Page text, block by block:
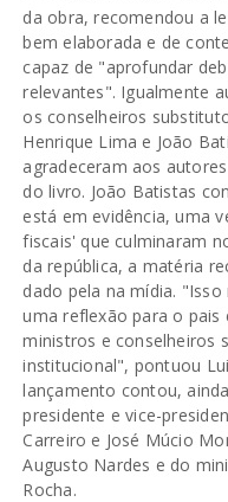
da obra, recomendou a
bem elaborada e de
capaz de "aprofundar
relevantes". Igualmente
os conselheiros
Henrique Lima e João
agradeceram aos
do livro. João Batistas
está em evidência, uma
fiscais' que culminaram
da república, a matéria
dado pela na mídia.
uma reflexão para o
ministros e conselheiros
institucional", pontuou
lançamento contou,
presidente e vice-
Carreiro e José Múcio
Augusto Nardes e do
Rocha.